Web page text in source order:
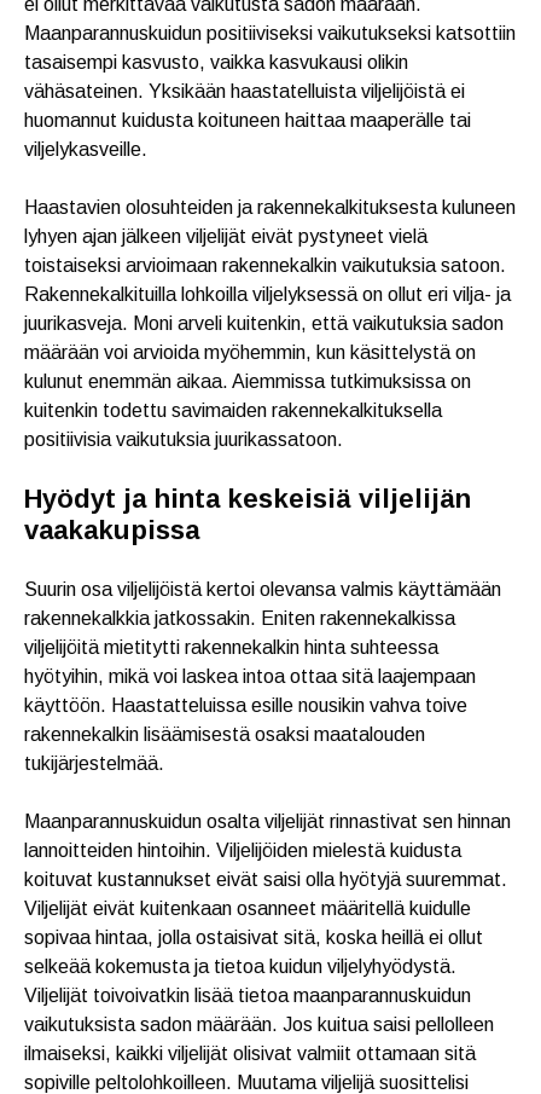
Maanparannuskuidun positiiviseksi vaikutukseksi katsottiin
tasaisempi kasvusto, vaikka kasvukausi olikin
vähäsateinen. Yksikään haastatelluista viljelijöistä ei
huomannut kuidusta koituneen haittaa maaperälle tai
viljelykasveille.
Haastavien olosuhteiden ja rakennekalkituksesta kuluneen
lyhyen ajan jälkeen viljelijät eivät pystyneet vielä
toistaiseksi arvioimaan rakennekalkin vaikutuksia satoon.
Rakennekalkituilla lohkoilla viljelyksessä on ollut eri vilja- ja
juurikasveja. Moni arveli kuitenkin, että vaikutuksia sadon
määrään voi arvioida myöhemmin, kun käsittelystä on
kulunut enemmän aikaa. Aiemmissa tutkimuksissa on
kuitenkin todettu savimaiden rakennekalkituksella
positiivisia vaikutuksia juurikassatoon.
Hyödyt ja hinta keskeisiä viljelijän
vaakakupissa
Suurin osa viljelijöistä kertoi olevansa valmis käyttämään
rakennekalkkia jatkossakin. Eniten rakennekalkissa
viljelijöitä mietitytti rakennekalkin hinta suhteessa
hyötyihin, mikä voi laskea intoa ottaa sitä laajempaan
käyttöön. Haastatteluissa esille nousikin vahva toive
rakennekalkin lisäämisestä osaksi maatalouden
tukijärjestelmää.
Maanparannuskuidun osalta viljelijät rinnastivat sen hinnan
lannoitteiden hintoihin. Viljelijöiden mielestä kuidusta
koituvat kustannukset eivät saisi olla hyötyjä suuremmat.
Viljelijät eivät kuitenkaan osanneet määritellä kuidulle
sopivaa hintaa, jolla ostaisivat sitä, koska heillä ei ollut
selkeää kokemusta ja tietoa kuidun viljelyhyödystä.
Viljelijät toivoivatkin lisää tietoa maanparannuskuidun
vaikutuksista sadon määrään. Jos kuitua saisi pellolleen
ilmaiseksi, kaikki viljelijät olisivat valmiit ottamaan sitä
sopiville peltolohkoilleen. Muutama viljelijä suosittelisi